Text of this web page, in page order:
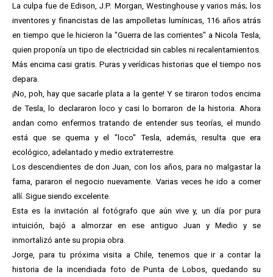
La culpa fue de Edison, J.P. Morgan, Westinghouse y varios más; los
inventores y financistas de las ampolletas lumínicas, 116 años atrás
en tiempo que le hicieron la "Guerra de las corrientes" a Nicola Tesla,
quien proponía un tipo de electricidad sin cables ni recalentamientos.
Más encima casi gratis. Puras y verídicas historias que el tiempo nos
depara.
¡No, poh, hay que sacarle plata a la gente! Y se tiraron todos encima
de Tesla, lo declararon loco y casi lo borraron de la historia. Ahora
andan como enfermos tratando de entender sus teorías, el mundo
está que se quema y el "loco" Tesla, además, resulta que era
ecológico, adelantado y medio extraterrestre.
Los descendientes de don Juan, con los años, para no malgastar la
fama, pararon el negocio nuevamente. Varias veces he ido a comer
allí. Sigue siendo excelente.
Esta es la invitación al fotógrafo que aún vive y, un día por pura
intuición, bajó a almorzar en ese antiguo Juan y Medio y se
inmortalizó ante su propia obra.
Jorge, para tu próxima visita a Chile, tenemos que ir a contar la
historia de la incendiada foto de Punta de Lobos, quedando su